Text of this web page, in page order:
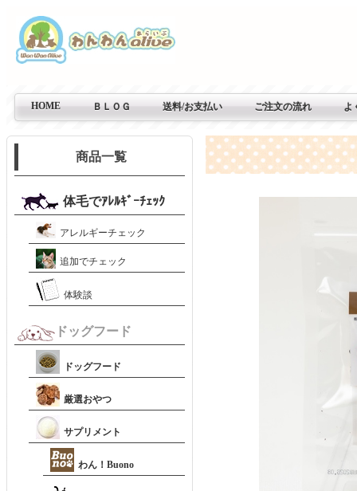
HOME ＢＬＯＧ 送料/お支払い ご注文の流れ よ
商品一覧
体毛でｱﾚﾙｷﾞｰﾁｪｯｸ
アレルギーチェック
追加でチェック
体験談
ドッグフード
ドッグフード
厳選おやつ
サプリメント
わん！Buono